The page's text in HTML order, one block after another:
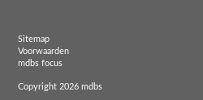
Sitemap
Voorwaarden
mdbs focus
Copyright 2026 mdbs